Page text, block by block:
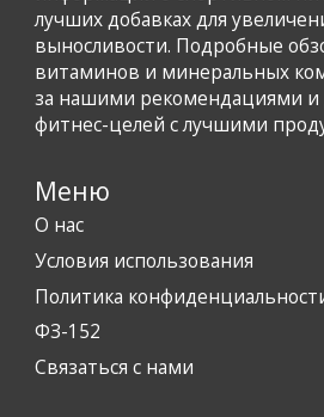
лучших добавках для
выносливости. Подробные
витаминов и минеральных
за нашими рекомендациями и
фитнес-целей с лучшими
Меню
О нас
Условия использования
Политика
ФЗ-152
Связаться с нами